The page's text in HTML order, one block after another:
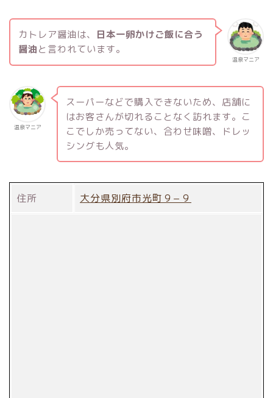
温泉マニア
カトレア醤油は、
日本一卵かけご飯に合う
醤油と言われています。
温泉マニア
スーパーなどで購入できないため、店舗に
はお客さんが切れることなく訪れます。こ
こでしか売ってない、合わせ味噌、ドレッ
シングも人気。
住所 大分県別府市光町９−９